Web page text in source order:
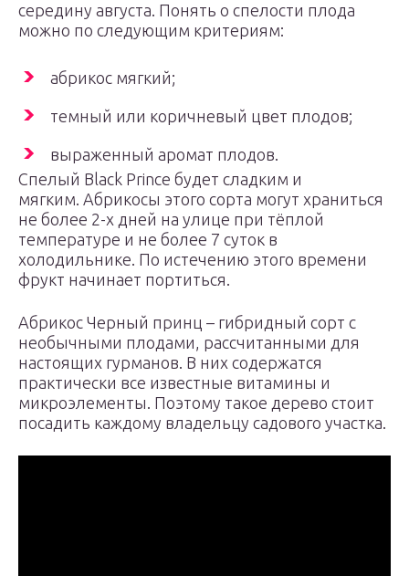
середину августа. Понять о спелости плода
можно по следующим критериям:
абрикос мягкий;
темный или коричневый цвет плодов;
выраженный аромат плодов.
Спелый Black Prince будет сладким и
мягким. Абрикосы этого сорта могут храниться
не более 2-х дней на улице при тёплой
температуре и не более 7 суток в
холодильнике. По истечению этого времени
фрукт начинает портиться.
Абрикос Черный принц – гибридный сорт с
необычными плодами, рассчитанными для
настоящих гурманов. В них содержатся
практически все известные витамины и
микроэлементы. Поэтому такое дерево стоит
посадить каждому владельцу садового участка.